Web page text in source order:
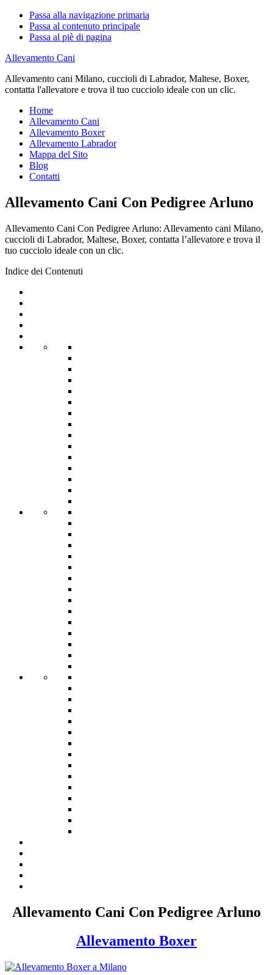
Passa alla navigazione primaria
Passa al contenuto principale
Passa al piè di pagina
Allevamento Cani
Allevamento cani Milano, cuccioli di Labrador, Maltese, Boxer,
contatta l'allevatore e trova il tuo cucciolo ideale con un clic.
Home
Allevamento Cani
Allevamento Boxer
Allevamento Labrador
Mappa del Sito
Blog
Contatti
Allevamento Cani Con Pedigree Arluno
Allevamento Cani Con Pedigree Arluno: Allevamento cani Milano,
cuccioli di Labrador, Maltese, Boxer, contatta l’allevatore e trova il
tuo cucciolo ideale con un clic.
Indice dei Contenuti
Allevamento Cani Con Pedigree Arluno
Allevamento Boxer